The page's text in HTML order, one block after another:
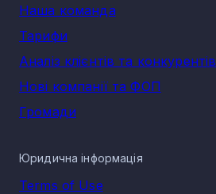
Наша команда
Тарифи
Аналіз клієнтів та конкурентів
Нові компанії та ФОП
Громади
Юридична інформація
Terms of Use